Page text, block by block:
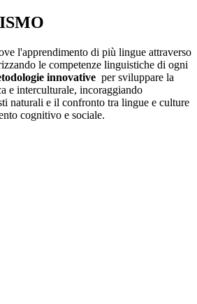
l'apprendimento di più lingue attraverso
le competenze linguistiche di ogni
innovative per sviluppare la
e interculturale, incoraggiando
naturali e il confronto tra lingue e culture
cognitivo e sociale.